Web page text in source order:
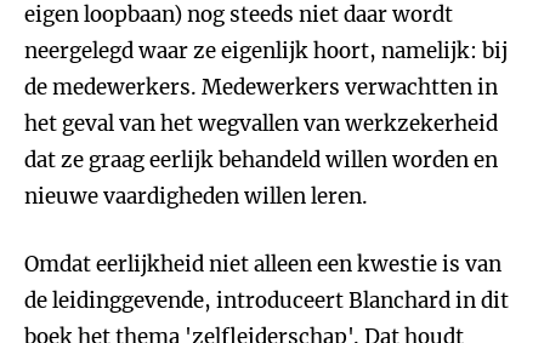
eigen loopbaan) nog steeds niet daar wordt
neergelegd waar ze eigenlijk hoort, namelijk: bij
de medewerkers. Medewerkers verwachtten in
het geval van het wegvallen van werkzekerheid
dat ze graag eerlijk behandeld willen worden en
nieuwe vaardigheden willen leren.
Omdat eerlijkheid niet alleen een kwestie is van
de leidinggevende, introduceert Blanchard in dit
boek het thema 'zelfleiderschap'. Dat houdt